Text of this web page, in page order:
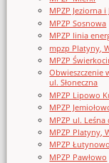
MPZP Jeziorna i
MPZP Sosnowa
MPZP linia
mpzp Platyny,
MPZP
Obwieszczenie
ul. Słoneczna
MPZP Lipowo
MPZP
MPZP ul. Leśna
MPZP Platyny,
MPZP Łutynowo
MPZP Pawłowo